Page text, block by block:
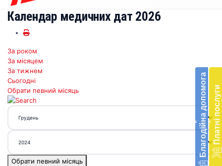
‹ Благодійна допомогав
‹ Платні послуги
Календар медичних дат 2026
За роком
За місяцем
За тижнем
Сьогодні
Обрати певний місяць
Обрати певний місяць